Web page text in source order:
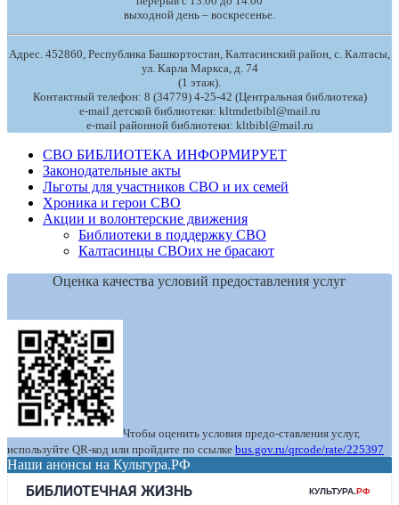
выходной день – воскресенье.
Адрес. 452860, Республика Башкортостан, Калтасинский район, с. Калтасы,
ул. Карла Маркса, д. 74
(1 этаж).
Контактный телефон: 8 (34779) 4-25-42 (Центральная библиотека)
e-mail детской библиотеки: kltmdetbibl@mail.ru
e-mail районной библиотеки: kltbibl@mail.ru
СВО БИБЛИОТЕКА ИНФОРМИРУЕТ
Законодательные акты
Льготы для участников СВО и их семей
Хроника и герои СВО
Акции и волонтерские движения
Библиотеки в поддержку СВО
Калтасинцы СВОих не брасают
Оценка качества условий предоставления услуг
Чтобы оценить условия предо-ставления услуг,
используйте QR-код или пройдите по ссылке bus.gov.ru/qrcode/rate/225397
Наши анонсы на Культура.РФ